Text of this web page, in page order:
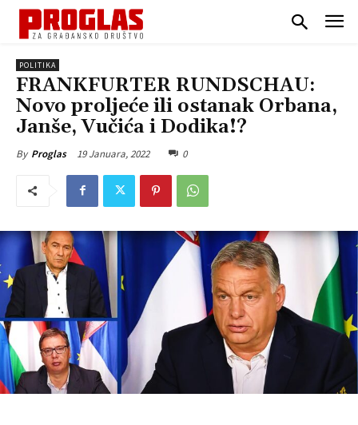
POLITIKA
FRANKFURTER RUNDSCHAU:
Novo proljeće ili ostanak Orbana,
Janše, Vučića i Dodika!?
By Proglas 19 Januara, 2022 0